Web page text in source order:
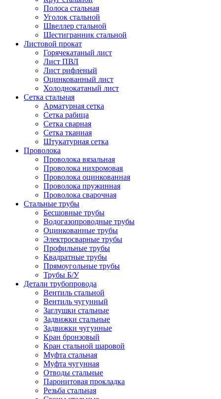
Полоса стальная
Уголок стальной
Швеллер стальной
Шестигранник стальной
Листовой прокат
Горячекатаный лист
Лист ПВЛ
Лист рифленый
Оцинкованный лист
Холоднокатаный лист
Сетка стальная
Арматурная сетка
Сетка рабица
Сетка сварная
Сетка тканная
Штукатурная сетка
Проволока
Проволока вязальная
Проволока нихромовая
Проволока оцинкованная
Проволока пружинная
Проволока сварочная
Стальные трубы
Бесшовные трубы
Водогазопроводные трубы
Оцинкованные трубы
Электросварные трубы
Профильные трубы
Квадратные трубы
Прямоугольные трубы
Трубы Б/У
Детали трубопровода
Вентиль стальной
Вентиль чугунный
Заглушки стальные
Задвижки стальные
Задвижки чугунные
Кран бронзовый
Кран стальной шаровой
Муфта стальная
Муфта чугунная
Отводы стальные
Паронитовая прокладка
Резьба стальная